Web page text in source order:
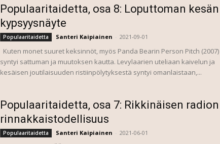
Populaaritaidetta, osa 8: Loputtoman kesän
kypsyysnäyte
Populaaritaidetta Santeri Kaipiainen - 2021-09-01
Kuten monet suuret keksinnöt, myös Panda Bearin Person Pitch (2007)
syntyi sattuman ja muutoksen kautta. Levylaarien uteliaan kaivelun ja
kesäisen joutilaisuuden ristiinpölytyksestä syntyi omanlaistaan,...
Populaaritaidetta, osa 7: Rikkinäisen radion
rinnakkaistodellisuus
Populaaritaidetta Santeri Kaipiainen - 2021-06-01